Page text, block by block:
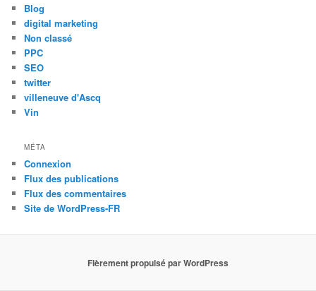
Blog
digital marketing
Non classé
PPC
SEO
twitter
villeneuve d'Ascq
Vin
MÉTA
Connexion
Flux des publications
Flux des commentaires
Site de WordPress-FR
Fièrement propulsé par WordPress